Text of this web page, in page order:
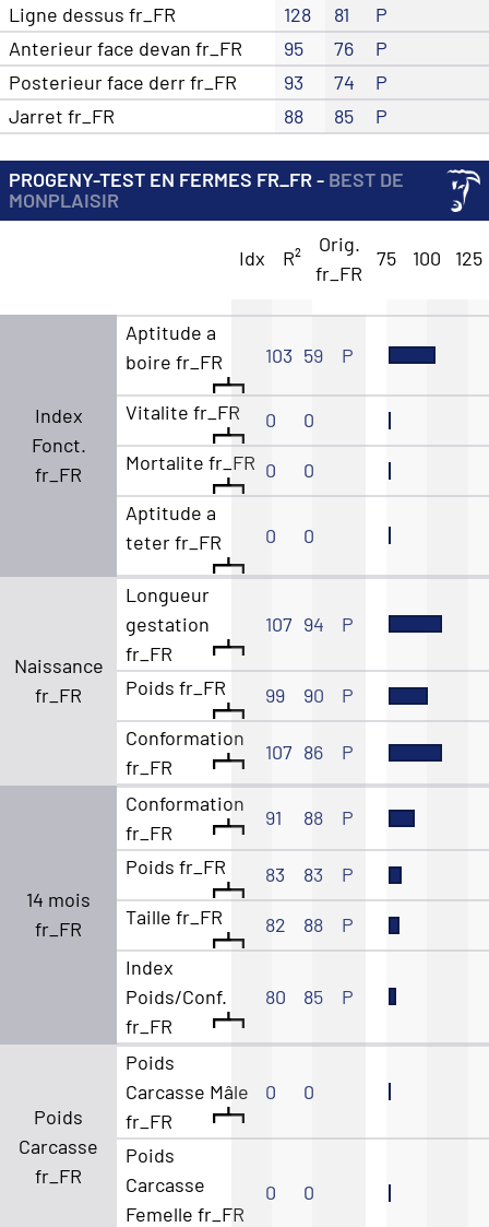
Ligne dessus fr_FR
128 81
P
Anterieur face devan fr_FR
95 76
P
Posterieur face derr fr_FR
93 74
P
Jarret fr_FR
88 85 P
PROGENY-TEST EN FERMES FR_FR - BEST DE
MONPLAISIR
Idx R²
Orig.
fr_FR
75 100 125
Index
Fonct.
fr_FR
Aptitude a
boire fr_FR
103 59 P
Vitalite fr_FR 0
0
Mortalite fr_FR 0
0
Aptitude a
teter fr_FR
0 0
Naissance
fr_FR
Longueur
gestation
fr_FR
107 94 P
Poids fr_FR 99 90
P
Conformation
fr_FR
107 86 P
14 mois
fr_FR
Conformation
fr_FR
91 88 P
Poids fr_FR 83 83
P
Taille fr_FR
82 88
P
Index
Poids/Conf.
fr_FR
80 85 P
Poids
Carcasse
fr_FR
Poids
Carcasse Mâle
fr_FR
0 0
Poids
Carcasse
Femelle fr_FR
0 0